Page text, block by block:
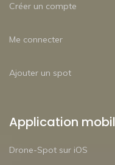
Créer un compte
Me connecter
Ajouter un spot
Application
Drone-Spot sur iOS